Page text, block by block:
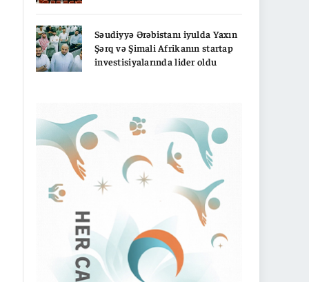
Səudiyyə Ərəbistanı iyulda Yaxın
Şərq və Şimali Afrikanın startap
investisiyalarında lider oldu